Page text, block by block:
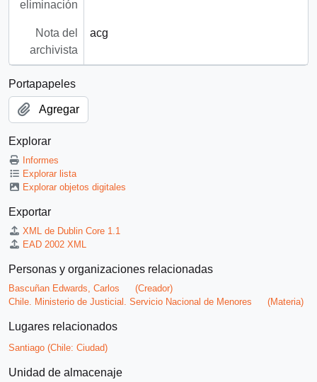
eliminación
Nota del
archivista
acg
Portapapeles
Agregar
Explorar
Informes
Explorar lista
Explorar objetos digitales
Exportar
XML de Dublin Core 1.1
EAD 2002 XML
Personas y organizaciones relacionadas
Bascuñan Edwards, Carlos
(Creador)
Chile. Ministerio de Justicial. Servicio Nacional de Menores
(Materia)
Lugares relacionados
Santiago (Chile: Ciudad)
Unidad de almacenaje